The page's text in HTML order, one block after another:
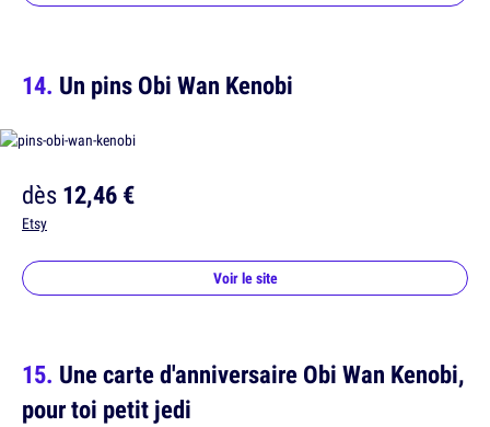
Un pins Obi Wan Kenobi
dès12,46 €
Etsy
Voir le site
Une carte d'anniversaire Obi Wan Kenobi,
pour toi petit jedi